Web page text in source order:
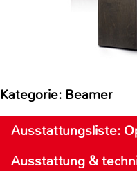
Kategorie: Beamer
Ausstattungsliste:
Ausstattung &